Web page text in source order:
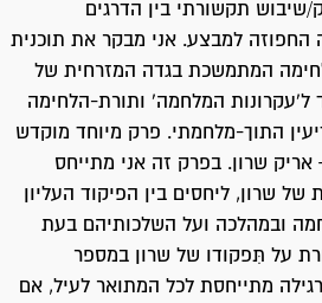
תקשורתי בין הדרגים
החפוזה למבצע. אני מבקר את תוכנית
המתמשכת בגדה המזרחית של
ל'עקרונות המלחמה' ותורת-הלחימה
התוך-מלחמתי. פרק מיוחד מוקדש
שרון. בפרק זה אני מתייחס
שרון, ליחסים בין הפיקוד העליון
ובמהלכה ועל השלכותיהם בעת
על תִּפקודו של שרון במספר
מתייחסת לכל המתואר לעיל, אם